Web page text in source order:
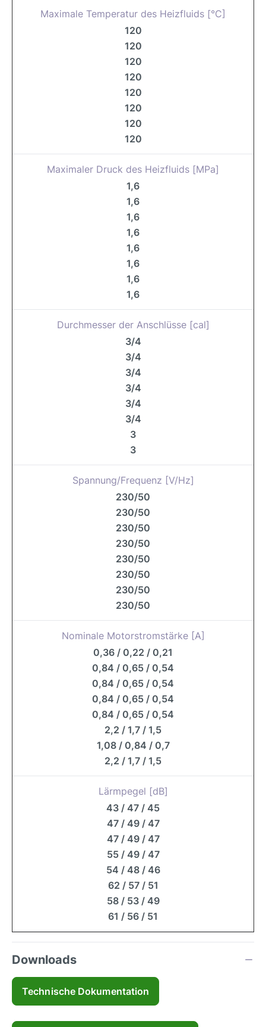
Maximale Temperatur des Heizfluids [°C]
120
120
120
120
120
120
120
120
Maximaler Druck des Heizfluids [MPa]
1,6
1,6
1,6
1,6
1,6
1,6
1,6
1,6
Durchmesser der Anschlüsse [cal]
3/4
3/4
3/4
3/4
3/4
3/4
3
3
Spannung/Frequenz [V/Hz]
230/50
230/50
230/50
230/50
230/50
230/50
230/50
230/50
Nominale Motorstromstärke [A]
0,36 / 0,22 / 0,21
0,84 / 0,65 / 0,54
0,84 / 0,65 / 0,54
0,84 / 0,65 / 0,54
0,84 / 0,65 / 0,54
2,2 / 1,7 / 1,5
1,08 / 0,84 / 0,7
2,2 / 1,7 / 1,5
Lärmpegel [dB]
43 / 47 / 45
47 / 49 / 47
47 / 49 / 47
55 / 49 / 47
54 / 48 / 46
62 / 57 / 51
58 / 53 / 49
61 / 56 / 51
Downloads
Technische Dokumentation